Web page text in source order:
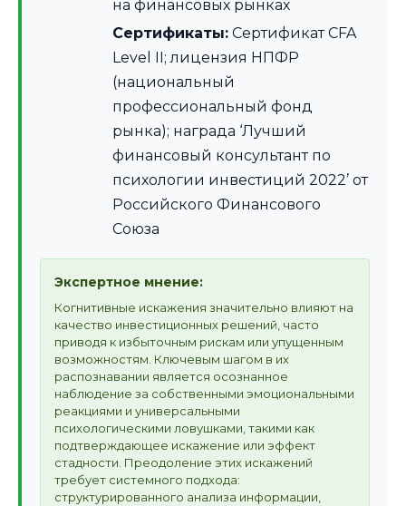
на финансовых рынках
Сертификаты: Сертификат CFA
Level II; лицензия НПФР
(национальный
профессиональный фонд
рынка); награда ‘Лучший
финансовый консультант по
психологии инвестиций 2022’ от
Российского Финансового
Союза
Экспертное мнение:
Когнитивные искажения значительно влияют на
качество инвестиционных решений, часто
приводя к избыточным рискам или упущенным
возможностям. Ключевым шагом в их
распознавании является осознанное
наблюдение за собственными эмоциональными
реакциями и универсальными
психологическими ловушками, такими как
подтверждающее искажение или эффект
стадности. Преодоление этих искажений
требует системного подхода:
структурированного анализа информации,